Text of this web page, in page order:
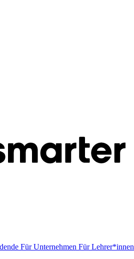
Für Unternehmen Für Lehrer*innen